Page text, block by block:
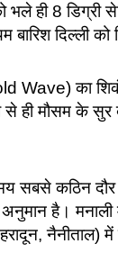
भले ही 8 डिग्री
दिल्ली को
Wave) का
ही मौसम के सुर
सबसे कठिन दौर
है।
नैनीताल) में